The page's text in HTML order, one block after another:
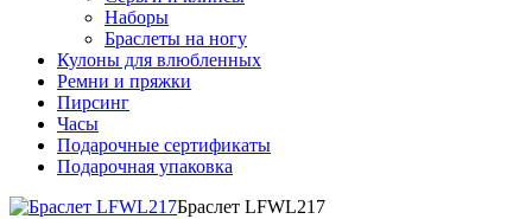
Наборы
Браслеты на ногу
Кулоны для влюбленных
Ремни и пряжки
Пирсинг
Часы
Подарочные сертификаты
Подарочная упаковка
Браслет LFWL217